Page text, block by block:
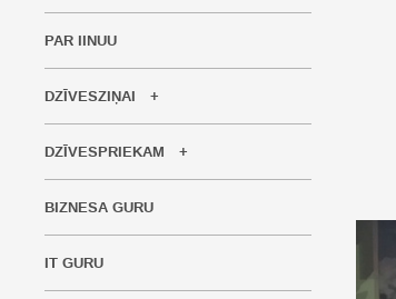
PAR IINUU
DZĪVESZIŅAI
DZĪVESPRIEKAM
BIZNESA GURU
IT GURU